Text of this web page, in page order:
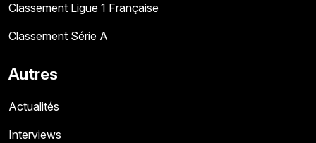
Classement Ligue 1 Française
Classement Série A
Autres
Actualités
Interviews